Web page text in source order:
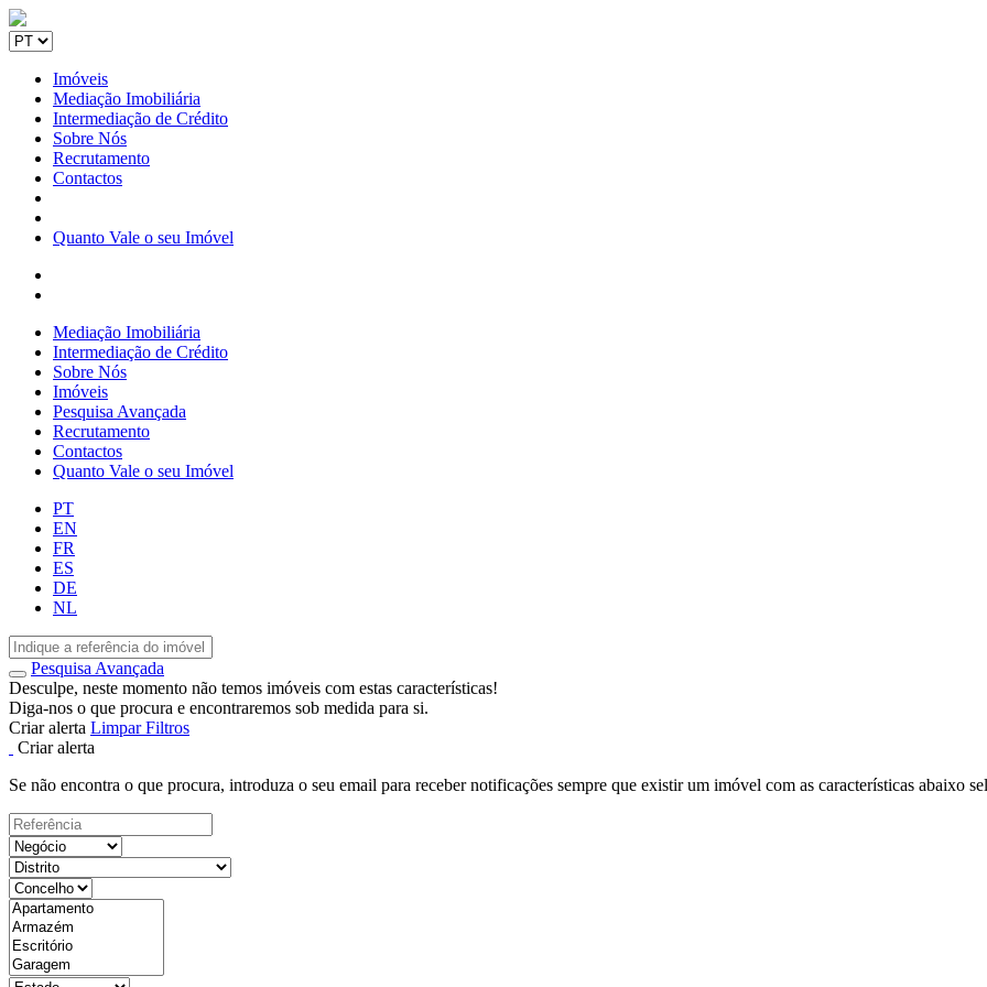
Imóveis
Mediação Imobiliária
Intermediação de Crédito
Sobre Nós
Recrutamento
Contactos
Quanto Vale o seu Imóvel
Mediação Imobiliária
Intermediação de Crédito
Sobre Nós
Imóveis
Pesquisa Avançada
Recrutamento
Contactos
Quanto Vale o seu Imóvel
PT
EN
FR
ES
DE
NL
Pesquisa Avançada
Desculpe, neste momento não temos imóveis com estas características!
Diga-nos o que procura e encontraremos sob medida para si.
Criar alerta Limpar Filtros
Criar alerta
Se não encontra o que procura, introduza o seu email para receber notificações sempre que existir um imóvel com as características abaixo